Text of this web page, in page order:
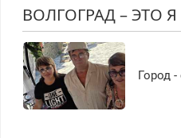
ВОЛГОГРАД – ЭТО Я
Город